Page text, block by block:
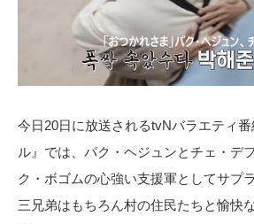
今日20日に放送されるtvNバラエティ
ル』では、パク・ヘジュンとチェ・デ
ク・ボゴムの心強い支援軍としてサプ
三兄弟はもちろん村の住民たちと愉快